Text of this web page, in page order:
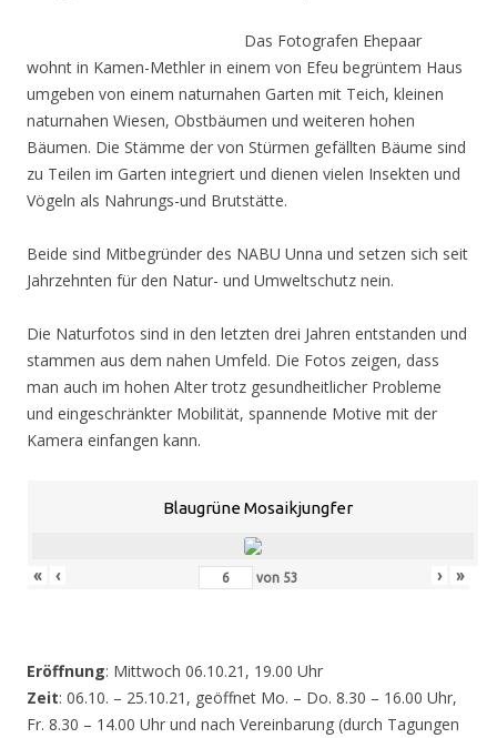
Das Fotografen Ehepaar
wohnt in Kamen-Methler in einem von Efeu begrüntem Haus
umgeben von einem naturnahen Garten mit Teich, kleinen
naturnahen Wiesen, Obstbäumen und weiteren hohen
Bäumen. Die Stämme der von Stürmen gefällten Bäume sind
zu Teilen im Garten integriert und dienen vielen Insekten und
Vögeln als Nahrungs-und Brutstätte.
Beide sind Mitbegründer des NABU Unna und setzen sich seit
Jahrzehnten für den Natur- und Umweltschutz nein.
Die Naturfotos sind in den letzten drei Jahren entstanden und
stammen aus dem nahen Umfeld. Die Fotos zeigen, dass
man auch im hohen Alter trotz gesundheitlicher Probleme
und eingeschränkter Mobilität, spannende Motive mit der
Kamera einfangen kann.
Blaugrüne Mosaikjungfer
« ‹ von 53 › »
Eröffnung: Mittwoch 06.10.21, 19.00 Uhr
Zeit: 06.10. – 25.10.21, geöffnet Mo. – Do. 8.30 – 16.00 Uhr,
Fr. 8.30 – 14.00 Uhr und nach Vereinbarung (durch Tagungen